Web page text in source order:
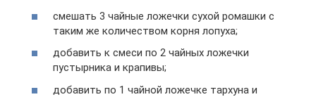
смешать 3 чайные ложечки сухой ромашки с
таким же количеством корня лопуха;
добавить к смеси по 2 чайных ложечки
пустырника и крапивы;
добавить по 1 чайной ложечке тархуна и